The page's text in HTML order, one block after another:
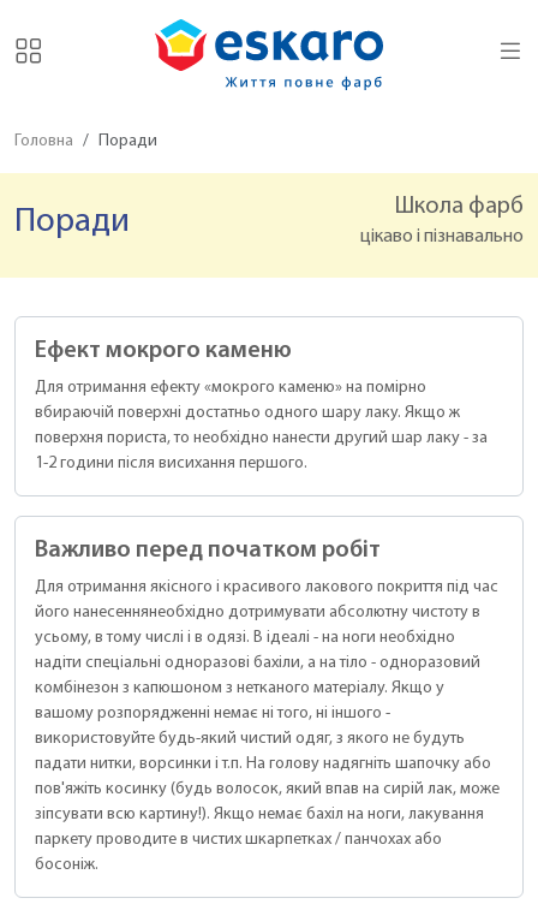
Головна Поради
Поради Школа фарб
цікаво і пізнавально
Ефект мокрого каменю
Для отримання ефекту «мокрого каменю» на помірно
вбираючій поверхні достатньо одного шару лаку. Якщо ж
поверхня пориста, то необхідно нанести другий шар лаку - за
1-2 години після висихання першого.
Важливо перед початком робіт
Для отримання якісного і красивого лакового покриття під час
його нанесеннянеобхідно дотримувати абсолютну чистоту в
усьому, в тому числі і в одязі. В ідеалі - на ноги необхідно
надіти спеціальні одноразові бахіли, а на тіло - одноразовий
комбінезон з капюшоном з нетканого матеріалу. Якщо у
вашому розпорядженні немає ні того, ні іншого -
використовуйте будь-який чистий одяг, з якого не будуть
падати нитки, ворсинки і т.п. На голову надягніть шапочку або
пов'яжіть косинку (будь волосок, який впав на сирій лак, може
зіпсувати всю картину!). Якщо немає бахіл на ноги, лакування
паркету проводите в чистих шкарпетках / панчохах або
босоніж.